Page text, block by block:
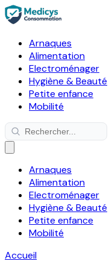
Arnaques
Alimentation
Electroménager
Hygiène & Beauté
Petite enfance
Mobilité
Arnaques
Alimentation
Electroménager
Hygiène & Beauté
Petite enfance
Mobilité
Accueil